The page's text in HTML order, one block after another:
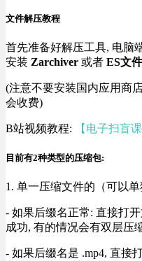
文件解压教程
首先准备好解压工具, 电脑
安装 Zarchiver 或者 ES文
(注意不要安装国内应用商
会收费)
B站视频教程: 【电子扫盲
目前有2种类型的压缩包:
1. 单一压缩文件的（可以
- 如果后缀名正常: 直接打
成功, 有的情况会有双层压
- 如果后缀名是 .mp4, 直接